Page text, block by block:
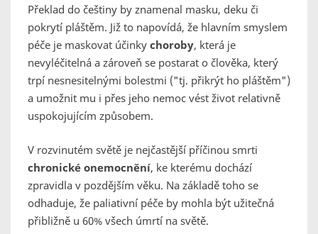
Překlad do češtiny by znamenal masku, deku či
pokrytí pláštěm. Již to napovídá, že hlavním smyslem
péče je maskovat účinky choroby, která je
nevyléčitelná a zároveň se postarat o člověka, který
trpí nesnesitelnými bolestmi ("tj. přikrýt ho pláštěm")
a umožnit mu i přes jeho nemoc vést život relativně
uspokojujícím způsobem.
V rozvinutém světě je nejčastější příčinou smrti
chronické onemocnění, ke kterému dochází
zpravidla v pozdějším věku. Na základě toho se
odhaduje, že paliativní péče by mohla být užitečná
přibližně u 60% všech úmrtí na světě.